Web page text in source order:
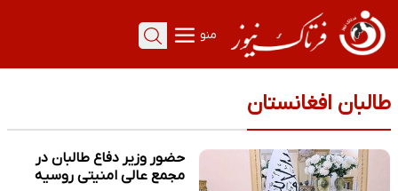
منو
طالبان افغانستان
حضور وزیر دفاع طالبان در
مجمع عالی امنیتی روسیه